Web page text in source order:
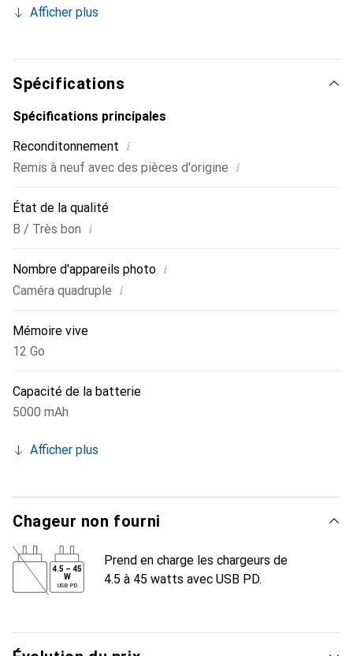
stock.Afficher plus
Spécifications
Spécifications principales
Reconditonnement i
Remis à neuf avec des pièces d'origine i
État de la qualité
B / Très bon i
Nombre d'appareils photo i
Caméra quadruple i
Mémoire vive
12 Go
Capacité de la batterie
5000 mAh
Afficher plus
Chageur non fourni
4.5 – 45
W
USB PD
Prend en charge les chargeurs de
4.5 à 45 watts avec USB PD.